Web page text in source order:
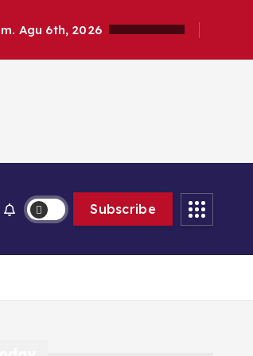
Agu 6th, 2026
Subscribe